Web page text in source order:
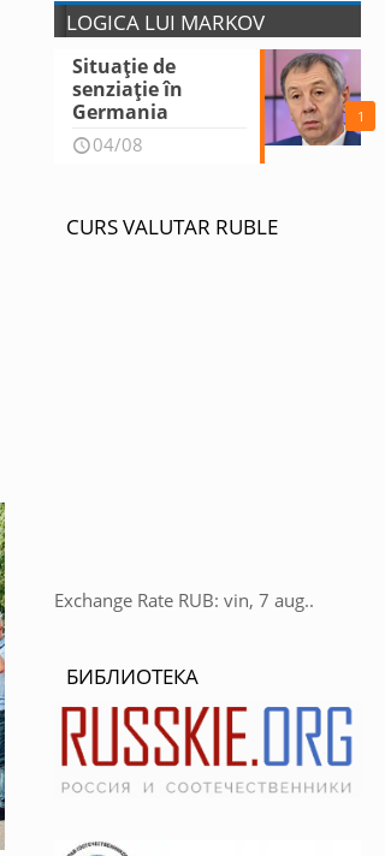
LOGICA LUI MARKOV
1
Situație de
senziație în
Germania
04/08
CURS VALUTAR RUBLE
Exchange Rate RUB: vin, 7 aug..
БИБЛИОТЕКА